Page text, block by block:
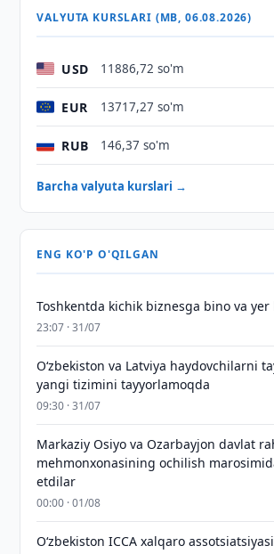
VALYUTA KURSLARI (MB, 06.08.2026)
USD 11886,72 so'm
EUR 13717,27 so'm
RUB 146,37 so'm
Barcha valyuta kurslari →
ENG KO'P O'QILGAN
Toshkentda kichik biznesga bino va
23:07 · 31/07
Oʻzbekiston va Latviya haydovchilarni
yangi tizimini tayyorlamoqda
09:30 · 31/07
Markaziy Osiyo va Ozarbayjon davlat
mehmonxonasining ochilish
etdilar
00:00 · 01/08
O‘zbekiston ICCA xalqaro